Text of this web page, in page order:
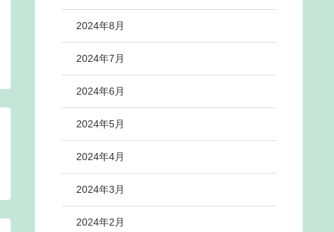
2024年8月
2024年7月
2024年6月
2024年5月
2024年4月
2024年3月
2024年2月